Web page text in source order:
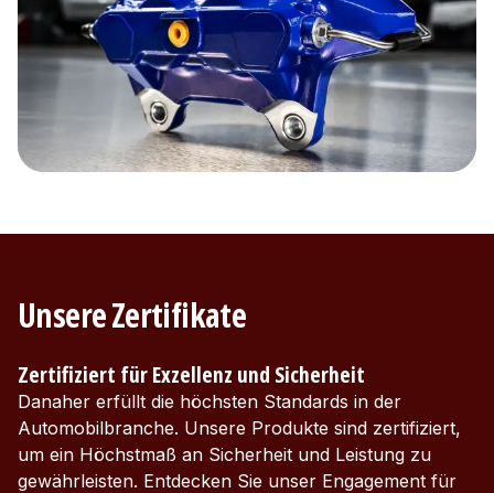
Unsere Zertifikate
Zertifiziert für Exzellenz und Sicherheit
Danaher erfüllt die höchsten Standards in der
Automobilbranche. Unsere Produkte sind zertifiziert,
um ein Höchstmaß an Sicherheit und Leistung zu
gewährleisten. Entdecken Sie unser Engagement für